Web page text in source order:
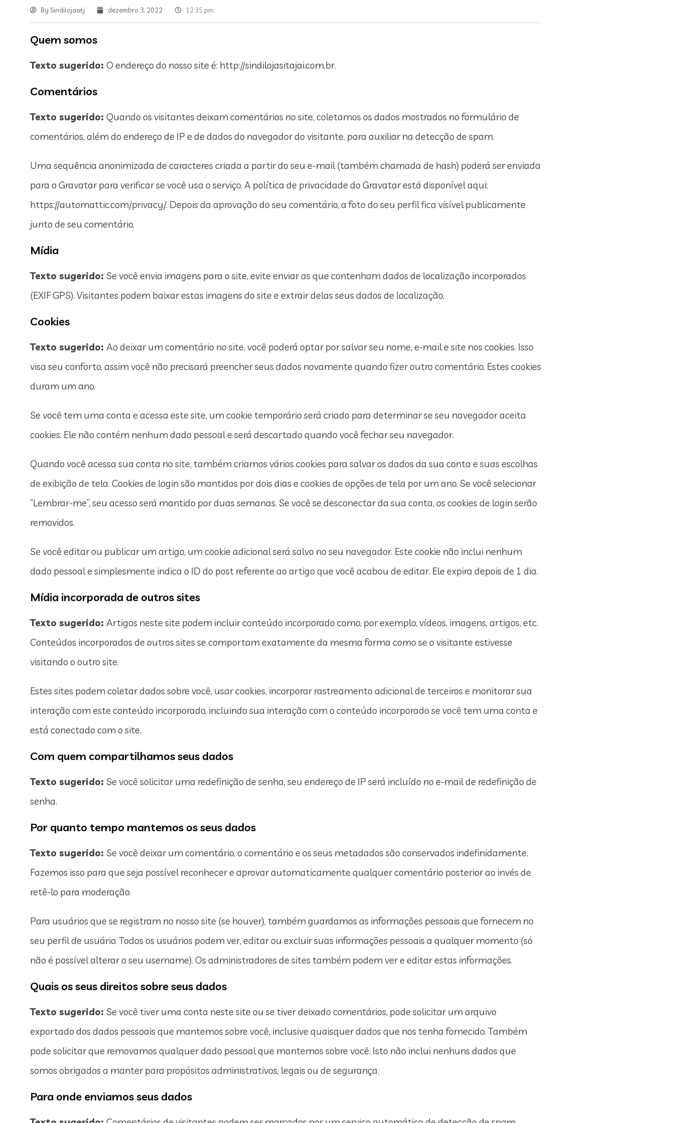
By Sindilojasitj dezembro 3, 2022 12:35 pm
Quem somos
Texto sugerido: O endereço do nosso site é: http://sindilojasitajai.com.br.
Comentários
Texto sugerido: Quando os visitantes deixam comentários no site, coletamos os dados mostrados no formulário de
comentários, além do endereço de IP e de dados do navegador do visitante, para auxiliar na detecção de spam.
Uma sequência anonimizada de caracteres criada a partir do seu e-mail (também chamada de hash) poderá ser enviada
para o Gravatar para verificar se você usa o serviço. A política de privacidade do Gravatar está disponível aqui:
https://automattic.com/privacy/. Depois da aprovação do seu comentário, a foto do seu perfil fica visível publicamente
junto de seu comentário.
Mídia
Texto sugerido: Se você envia imagens para o site, evite enviar as que contenham dados de localização incorporados
(EXIF GPS). Visitantes podem baixar estas imagens do site e extrair delas seus dados de localização.
Cookies
Texto sugerido: Ao deixar um comentário no site, você poderá optar por salvar seu nome, e-mail e site nos cookies. Isso
visa seu conforto, assim você não precisará preencher seus dados novamente quando fizer outro comentário. Estes cookies
duram um ano.
Se você tem uma conta e acessa este site, um cookie temporário será criado para determinar se seu navegador aceita
cookies. Ele não contém nenhum dado pessoal e será descartado quando você fechar seu navegador.
Quando você acessa sua conta no site, também criamos vários cookies para salvar os dados da sua conta e suas escolhas
de exibição de tela. Cookies de login são mantidos por dois dias e cookies de opções de tela por um ano. Se você selecionar
“Lembrar-me”, seu acesso será mantido por duas semanas. Se você se desconectar da sua conta, os cookies de login serão
removidos.
Se você editar ou publicar um artigo, um cookie adicional será salvo no seu navegador. Este cookie não inclui nenhum
dado pessoal e simplesmente indica o ID do post referente ao artigo que você acabou de editar. Ele expira depois de 1 dia.
Mídia incorporada de outros sites
Texto sugerido: Artigos neste site podem incluir conteúdo incorporado como, por exemplo, vídeos, imagens, artigos, etc.
Conteúdos incorporados de outros sites se comportam exatamente da mesma forma como se o visitante estivesse
visitando o outro site.
Estes sites podem coletar dados sobre você, usar cookies, incorporar rastreamento adicional de terceiros e monitorar sua
interação com este conteúdo incorporado, incluindo sua interação com o conteúdo incorporado se você tem uma conta e
está conectado com o site.
Com quem compartilhamos seus dados
Texto sugerido: Se você solicitar uma redefinição de senha, seu endereço de IP será incluído no e-mail de redefinição de
senha.
Por quanto tempo mantemos os seus dados
Texto sugerido: Se você deixar um comentário, o comentário e os seus metadados são conservados indefinidamente.
Fazemos isso para que seja possível reconhecer e aprovar automaticamente qualquer comentário posterior ao invés de
retê-lo para moderação.
Para usuários que se registram no nosso site (se houver), também guardamos as informações pessoais que fornecem no
seu perfil de usuário. Todos os usuários podem ver, editar ou excluir suas informações pessoais a qualquer momento (só
não é possível alterar o seu username). Os administradores de sites também podem ver e editar estas informações.
Quais os seus direitos sobre seus dados
Texto sugerido: Se você tiver uma conta neste site ou se tiver deixado comentários, pode solicitar um arquivo
exportado dos dados pessoais que mantemos sobre você, inclusive quaisquer dados que nos tenha fornecido. Também
pode solicitar que removamos qualquer dado pessoal que mantemos sobre você. Isto não inclui nenhuns dados que
somos obrigados a manter para propósitos administrativos, legais ou de segurança.
Para onde enviamos seus dados